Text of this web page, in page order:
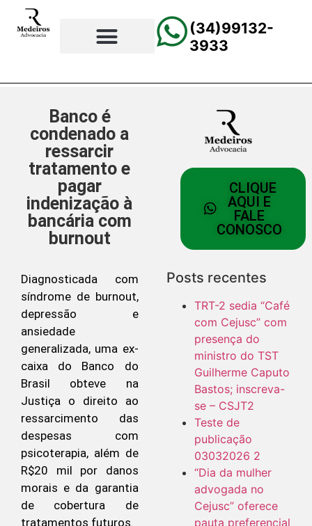
(34)99132-
3933
Banco é
condenado a
ressarcir
tratamento e
pagar
indenização à
bancária com
burnout
Diagnosticada com
síndrome de burnout,
depressão e
ansiedade
generalizada, uma ex-
caixa do Banco do
Brasil obteve na
Justiça o direito ao
ressarcimento das
despesas com
psicoterapia, além de
R$20 mil por danos
morais e da garantia
de cobertura de
tratamentos futuros.
CLIQUE
AQUI E
FALE
CONOSCO
Posts recentes
TRT-2 sedia “Café
com Cejusc” com
presença do
ministro do TST
Guilherme Caputo
Bastos; inscreva-
se – CSJT2
Teste de
publicação
03032026 2
“Dia da mulher
advogada no
Cejusc” oferece
pauta preferencial